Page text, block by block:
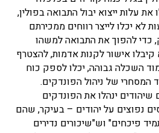
עלות ייצוא יבול התבואה בפולין,
לא יכלו לייצר רווחים ממכירתם
כדי להפוך את התבואה למשהו
אישור לקנות אדמות, להצטרף
השכלה גבוהה, יכלו לספק כוח
של ניהול הפונדקים.
שיהודים ינהלו את הפונדקים
נפוצים על יהודים – בעיקר, שהם
פיכחים" וש"שיכורים נדירים